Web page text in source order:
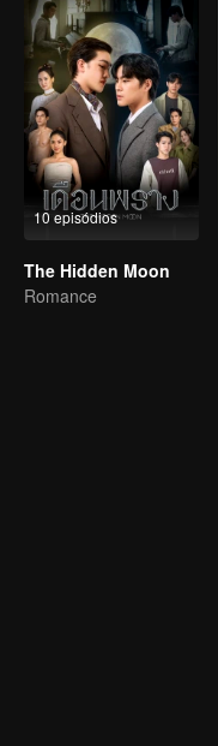
10 episódios
The Hidden Moon
Romance